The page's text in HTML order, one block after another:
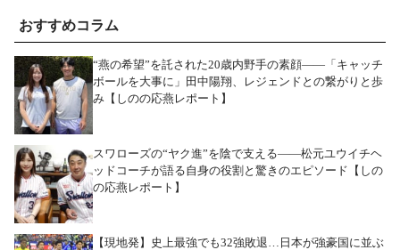
おすすめコラム
“燕の希望”を託された20歳内野手の素顔――「キャッチ
ボールを大事に」田中陽翔、レジェンドとの繋がりと歩
み【しのの応燕レポート】
スワローズの“ヤク進”を陰で支える――松元ユウイチヘ
ッドコーチが語る自身の役割と驚きのエピソード【しの
の応燕レポート】
【現地発】史上最強でも32強敗退…日本が強豪国に並ぶ